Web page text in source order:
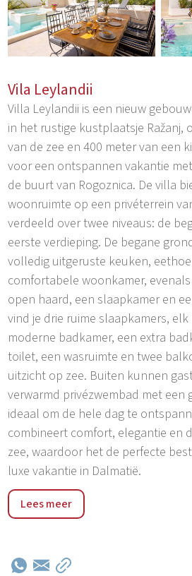
Vila Leylandii
Villa Leylandii is een nieuw
in het rustige kustplaatsje Ražanj,
van de zee en 400 meter van een
voor een ontspannen vakantie
de buurt van Rogoznica. De villa
woonruimte op een privéterrein
verdeeld over twee niveaus: de
eerste verdieping. De begane
volledig uitgeruste keuken,
comfortabele woonkamer,
open haard, een slaapkamer en
vind je drie ruime slaapkamers,
moderne badkamer, een extra
toilet, een wasruimte en twee
uitzicht op zee. Buiten kunnen
verwarmd privézwembad met een
ideaal om de hele dag te
combineert comfort, elegantie en
zee, waardoor het de perfecte
luxe vakantie in Dalmatië.
Ražanj is een rustig kustplaatsje
Rogoznica en Primošten, bekend
Nabijgelegen attracties zijn onder
Lees meer